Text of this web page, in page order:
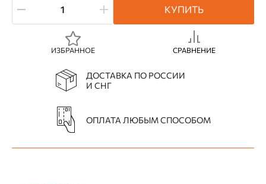
КУПИТЬ
ИЗБРАННОЕ СРАВНЕНИЕ
ДОСТАВКА ПО РОССИИ
И СНГ
ОПЛАТА ЛЮБЫМ СПОСОБОМ